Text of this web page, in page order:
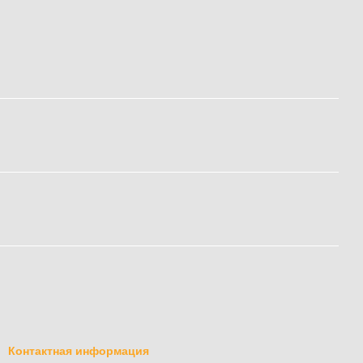
Контактная информация